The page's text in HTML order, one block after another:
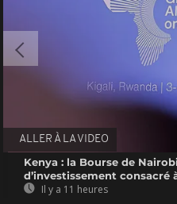
ALLER À LA VIDEO
Kenya : la Bourse de
d’investissement consacré
Il y a 11 heures